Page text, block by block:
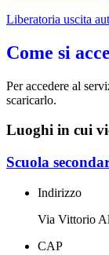
Liberatoria uscita
Come si
Per accedere al
scaricarlo.
Luoghi in cui
Scuola
Indirizzo
Via Vittorio
CAP